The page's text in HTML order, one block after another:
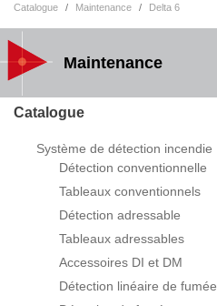
Catalogue
Système de détection incendie
Détection conventionnelle
Tableaux conventionnels
Détection adressable
Tableaux adressables
Accessoires DI et DM
Détection linéaire de fumée
Catalogue / Maintenance / Delta 6
Maintenance